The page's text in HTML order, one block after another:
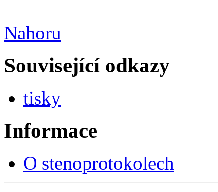
Nahoru
Související odkazy
tisky
Informace
O stenoprotokolech